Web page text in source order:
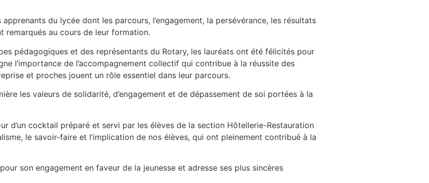
du lycée dont les parcours, l’engagement, la persévérance, les résultats
remarqués au cours de leur formation.
pédagogiques et des représentants du Rotary, les lauréats ont été félicités pour
l’importance de l’accompagnement collectif qui contribue à la réussite des
et proches jouent un rôle essentiel dans leur parcours.
les valeurs de solidarité, d’engagement et de dépassement de soi portées à la
d’un cocktail préparé et servi par les élèves de la section Hôtellerie-Restauration
le savoir-faire et l’implication de nos élèves, qui ont pleinement contribué à la
son engagement en faveur de la jeunesse et adresse ses plus sincères